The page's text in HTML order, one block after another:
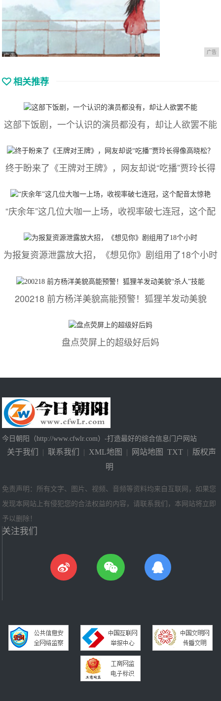
广告
相关推荐
这部下饭剧，一个认识的演员都没有，却让人欲罢不能
终于盼来了《王牌对王牌》，网友却说“吃播”贾玲长得
“庆余年”这几位大咖一上场，收视率破七连冠，这个配
为报复资源泄露放大招，《想见你》剧组用了18个小时
200218 前方杨洋美貌高能预警！狐狸羊发动美貌
盘点荧屏上的超级好后妈
今日朝阳（http://www.cfwlr.com）-打造最好的综合信息门户网站
关于我们 | 联系我们 | XML地图 | 网站地图 TXT | 版权声
明
免责声明：所有文字、图片、视频、音频等资料均来自互联网，如果您
发现本网站上有侵犯您的合法权益的内容，请联系我们，本网站将立即
予以删除！
关注我们